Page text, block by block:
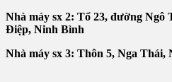
Nhà máy sx 2: Tổ 23, đường Ngô
Điệp, Ninh Bình
Nhà máy sx 3: Thôn 5, Nga Thái,